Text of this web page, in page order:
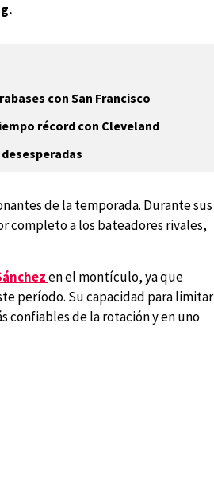
con San Francisco
récord con Cleveland
de la temporada. Durante sus
completo a los bateadores rivales,
en el montículo, ya que
período. Su capacidad para limitar
confiables de la rotación y en uno